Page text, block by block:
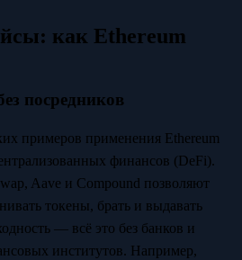
как Ethereum
посредников
примеров применения Ethereum
финансов (DeFi).
Aave и Compound позволяют
токены, брать и выдавать
— всё это без банков и
институтов. Например,